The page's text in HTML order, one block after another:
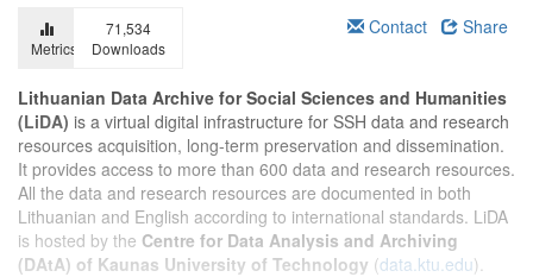
Metrics
71,534
Downloads
Contact Share
Lithuanian Data Archive for Social Sciences and Humanities
(LiDA) is a virtual digital infrastructure for SSH data and research
resources acquisition, long-term preservation and dissemination.
It provides access to more than 600 data and research resources.
All the data and research resources are documented in both
Lithuanian and English according to international standards. LiDA
is hosted by the Centre for Data Analysis and Archiving
(DAtA) of Kaunas University of Technology (data.ktu.edu).